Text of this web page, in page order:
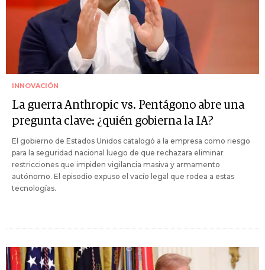
INNOVACIÓN
La guerra Anthropic vs. Pentágono abre una
pregunta clave: ¿quién gobierna la IA?
El gobierno de Estados Unidos catalogó a la empresa como riesgo
para la seguridad nacional luego de que rechazara eliminar
restricciones que impiden vigilancia masiva y armamento
autónomo. El episodio expuso el vacío legal que rodea a estas
tecnologías.